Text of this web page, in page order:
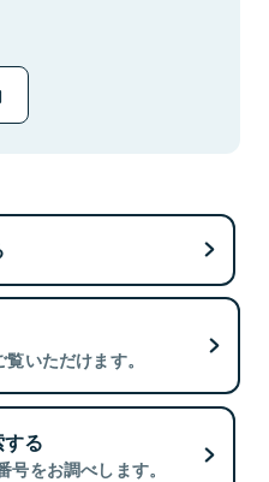
いただけます。
る
をお調べします。